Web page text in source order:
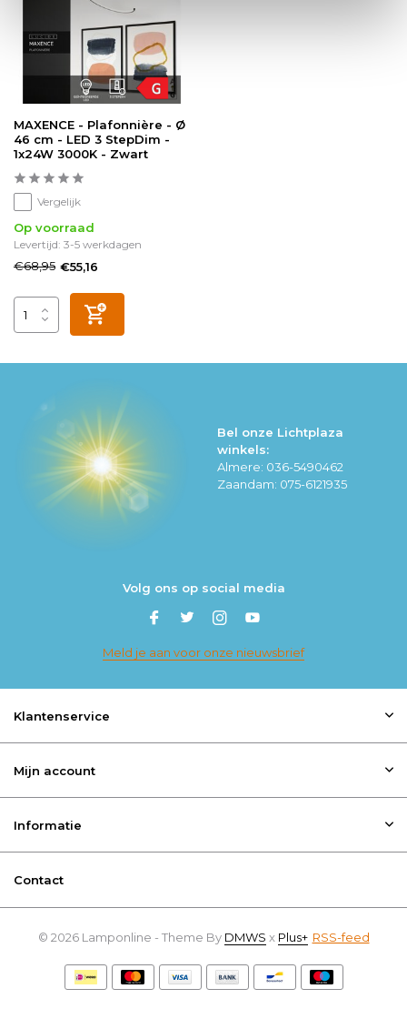
MAXENCE - Plafonnière - Ø
46 cm - LED 3 StepDim -
1x24W 3000K - Zwart
Vergelijk
Op voorraad
Levertijd: 3-5 werkdagen
€68,95 €55,16
Bel onze Lichtplaza
winkels:
Almere: 036-5490462
Zaandam: 075-6121935
Volg ons op social media
Meld je aan voor onze nieuwsbrief
Klantenservice
Mijn account
Informatie
Contact
© 2026 Lamponline - Theme By DMWS x Plus+ RSS-feed